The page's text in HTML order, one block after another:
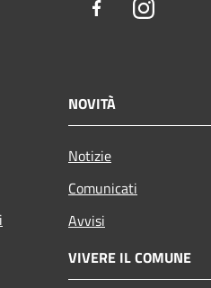
FacebookInstagram
NOVITÀ
Notizie
Comunicati
Avvisi
VIVERE IL COMUNE